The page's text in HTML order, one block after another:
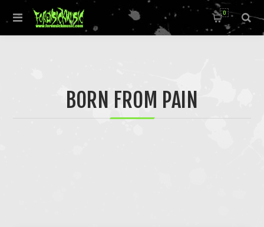
0
BORN FROM PAIN